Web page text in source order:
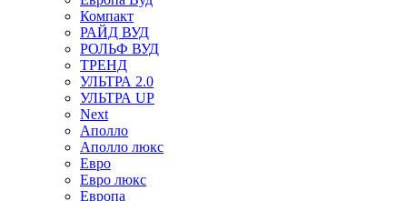
Компакт
РАЙД ВУД
РОЛЬФ ВУД
ТРЕНД
УЛЬТРА 2.0
УЛЬТРА UP
Next
Аполло
Аполло люкс
Евро
Евро люкс
Европа